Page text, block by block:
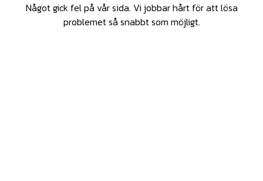
Något gick fel på vår sida. Vi jobbar hårt för att lösa
problemet så snabbt som möjligt.